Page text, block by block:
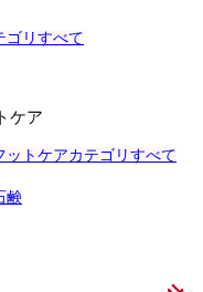
ゴリすべて
ケア
トケアカテゴリすべて
鹸